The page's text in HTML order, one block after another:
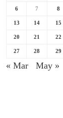
6 7 8
13 14 15
20 21 22
27 28 29
« Mar May »